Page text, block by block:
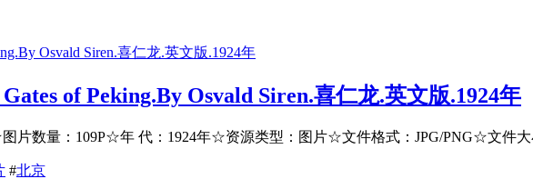
of Peking.By Osvald Siren.喜仁龙.英文版.1924年
片数量：109P☆年 代：1924年☆资源类型：图片☆文件格式：JPG/PNG☆文件大
#北京